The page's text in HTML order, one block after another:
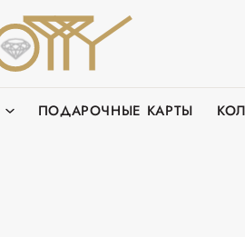
ПОДАРОЧНЫЕ КАРТЫ